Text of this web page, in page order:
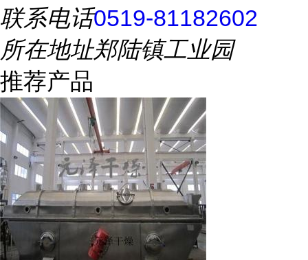
联系电话0519-81182602
所在地址郑陆镇工业园
推荐产品